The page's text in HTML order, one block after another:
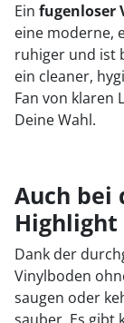
Ein fugenloser
eine moderne,
ruhiger und ist
ein cleaner,
Fan von klaren
Deine Wahl.
Auch bei
Highlight
Dank der
Vinylboden
saugen oder